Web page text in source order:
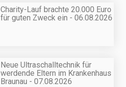
Charity-Lauf brachte 20.000 Euro
für guten Zweck ein - 06.08.2026
Neue Ultraschalltechnik für
werdende Eltern im Krankenhaus
Braunau - 07.08.2026